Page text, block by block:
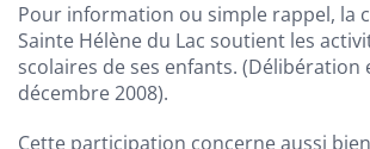
Pour information ou simple rappel, la
Sainte Hélène du Lac soutient les
scolaires de ses enfants. (Délibération
décembre 2008).
Cette participation concerne aussi